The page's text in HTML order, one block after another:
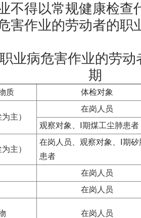
不得以常规健康检查
害作业的劳动者的职
业病危害作业的劳
期
质 体检对象
主）
在岗人员
观察对象、Ⅰ期煤工尘肺患者
主）
在岗人员、观察对象、Ⅰ期矽
患者
在岗人员
在岗人员
在岗人员